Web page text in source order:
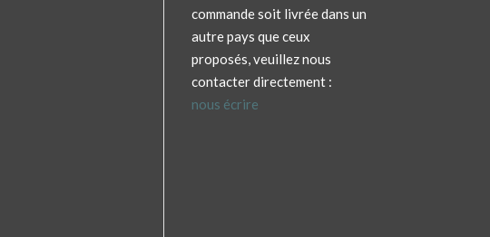
commande soit livrée dans un
autre pays que ceux
proposés, veuillez nous
contacter directement :
nous écrire